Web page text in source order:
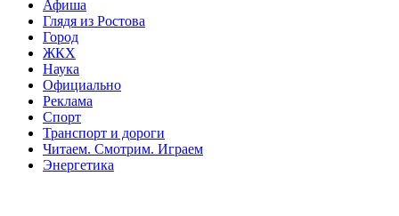
Афиша
Глядя из Ростова
Город
ЖКХ
Наука
Официально
Реклама
Спорт
Транспорт и дороги
Читаем. Смотрим. Играем
Энергетика